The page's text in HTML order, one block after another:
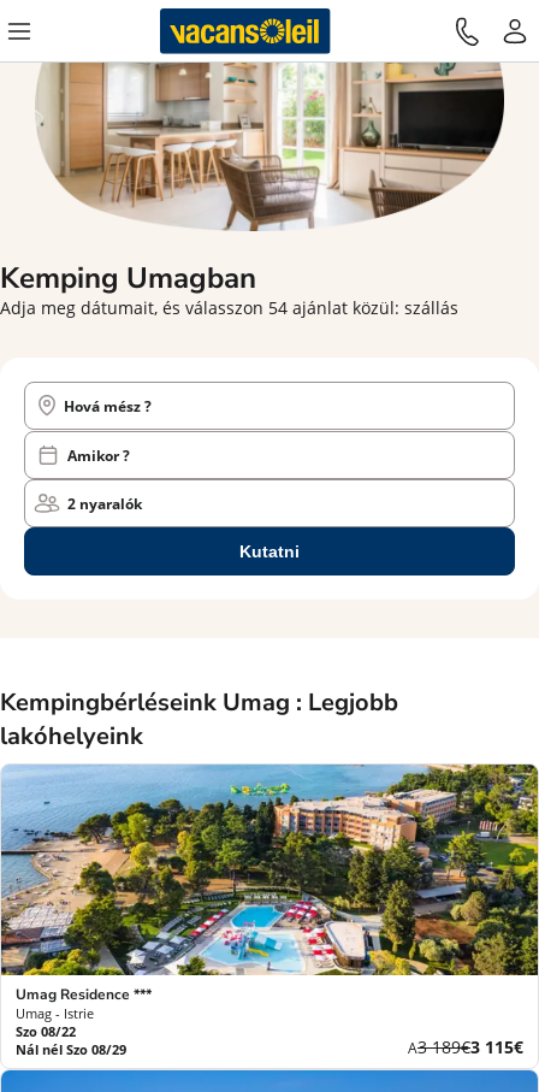
Kemping Umagban
Adja meg dátumait, és válasszon 54 ajánlat közül: szállás
Hová mész ?
Amikor ?
2 nyaralók
Kutatni
Kempingbérléseink Umag : Legjobb
lakóhelyeink
Umag Residence ***
Umag - Istrie
Szo 08/22
Nál nél Szo 08/29
AKorábbi
díj
3 189€Új
ár
3 115€